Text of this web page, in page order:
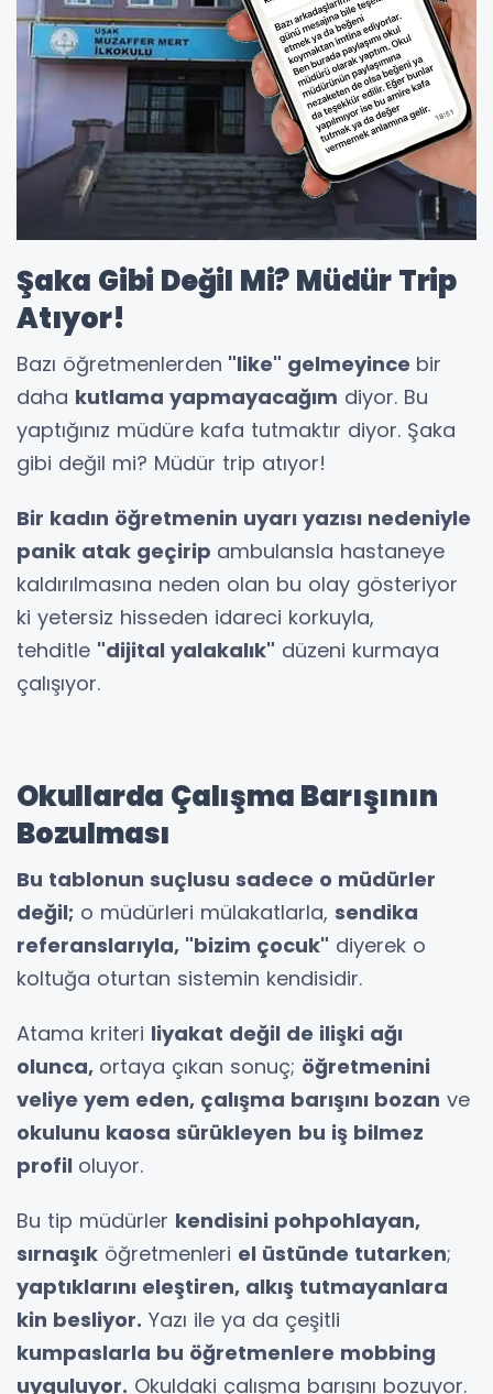
Şaka Gibi Değil Mi? Müdür Trip
Atıyor!
Bazı öğretmenlerden "like" gelmeyince bir
daha kutlama yapmayacağım diyor. Bu
yaptığınız müdüre kafa tutmaktır diyor. Şaka
gibi değil mi? Müdür trip atıyor!
Bir kadın öğretmenin uyarı yazısı nedeniyle
panik atak geçirip ambulansla hastaneye
kaldırılmasına neden olan bu olay gösteriyor
ki yetersiz hisseden idareci korkuyla,
tehditle "dijital yalakalık" düzeni kurmaya
çalışıyor.
Okullarda Çalışma Barışının
Bozulması
Bu tablonun suçlusu sadece o müdürler
değil; o müdürleri mülakatlarla, sendika
referanslarıyla, "bizim çocuk" diyerek o
koltuğa oturtan sistemin kendisidir.
Atama kriteri liyakat değil de ilişki ağı
olunca, ortaya çıkan sonuç; öğretmenini
veliye yem eden, çalışma barışını bozan ve
okulunu kaosa sürükleyen bu iş bilmez
profil oluyor.
Bu tip müdürler kendisini pohpohlayan,
sırnaşık öğretmenleri el üstünde tutarken;
yaptıklarını eleştiren, alkış tutmayanlara
kin besliyor. Yazı ile ya da çeşitli
kumpaslarla bu öğretmenlere mobbing
uyguluyor. Okuldaki çalışma barışını bozuyor.